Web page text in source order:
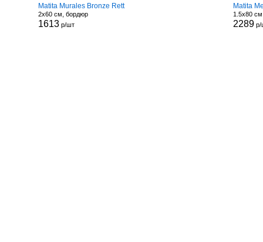
Matita Murales Bronze Rett
2x60 см, бордюр
1613 р/шт
Matita
1.5x80
2289 р/